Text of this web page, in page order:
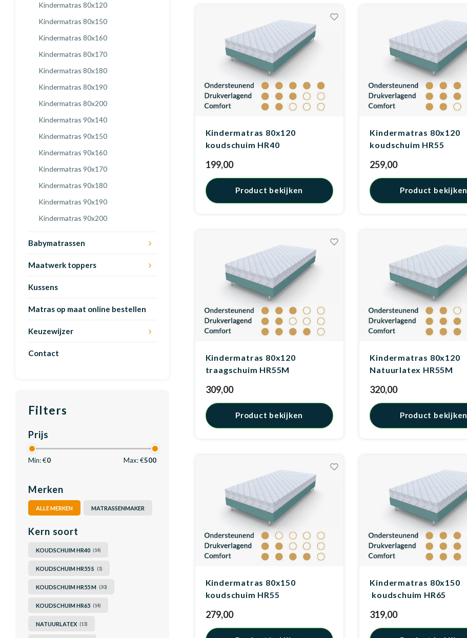
Kindermatras 80x120
Kindermatras 80x150
Kindermatras 80x160
Kindermatras 80x170
Kindermatras 80x180
Kindermatras 80x190
Kindermatras 80x200
Kindermatras 90x140
Kindermatras 90x150
Kindermatras 90x160
Kindermatras 90x170
Kindermatras 90x180
Kindermatras 90x190
Kindermatras 90x200
Babymatrassen
Maatwerk toppers
Kussens
Matras op maat online bestellen
Keuzewijzer
Contact
Filters
Prijs
Min: €0 Max: €500
Merken
ALLE MERKEN MATRASSENMAKER
Kern soort
KOUDSCHUIM HR40 (14)
KOUDSCHUIM HR55 S (1)
KOUDSCHUIM HR55 M (30)
KOUDSCHUIM HR65 (14)
NATUURLATEX (13)
Kindermatras 80x120
koudschuim HR40
199,00
Product bekijken
Kindermatras 80x120
koudschuim HR55
259,00
Product bekijken
Kindermatras 80x120
traagschuim HR55M
309,00
Product bekijken
Kindermatras 80x120
Natuurlatex HR55M
320,00
Product bekijken
Kindermatras 80x150
koudschuim HR55
279,00
Kindermatras 80x150
koudschuim HR65
319,00